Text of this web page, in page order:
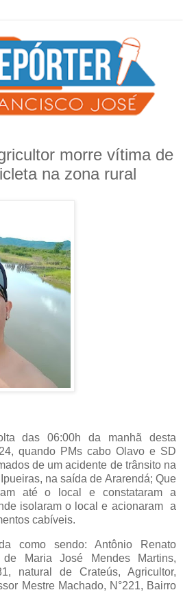
morre vítima de
na zona rural
das 06:00h da manhã desta
quando PMs cabo Olavo e SD
de um acidente de trânsito na
na saída de Ararendá; Que
até o local e constataram a
isolaram o local e acionaram a
cabíveis.
como sendo: Antônio Renato
Maria José Mendes Martins,
natural de Crateús, Agricultor,
Mestre Machado, N°221, Bairro